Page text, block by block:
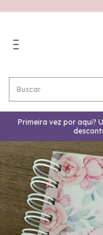
Primeira vez por aqui?